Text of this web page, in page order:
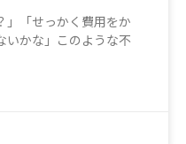
」「せっかく費用をか
いかな」このような不